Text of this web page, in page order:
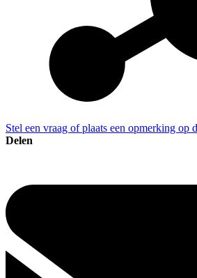
Stel een vraag of plaats een opmerking op
Delen